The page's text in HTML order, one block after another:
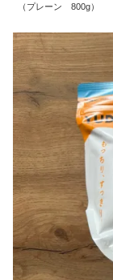
（プレーン 800g）